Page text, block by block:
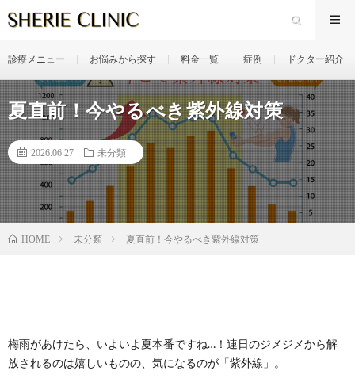
診療メニュー お悩みから探す 料金一覧 症例 ドクター紹介
夏直前！今やるべき紫外線対策
2026.06.27 未分類
HOME 未分類 夏直前！今やるべき紫外線対策
梅雨があけたら、いよいよ夏本番ですね…！連日のジメジメから解
放されるのは嬉しいものの、気になるのが「紫外線」。